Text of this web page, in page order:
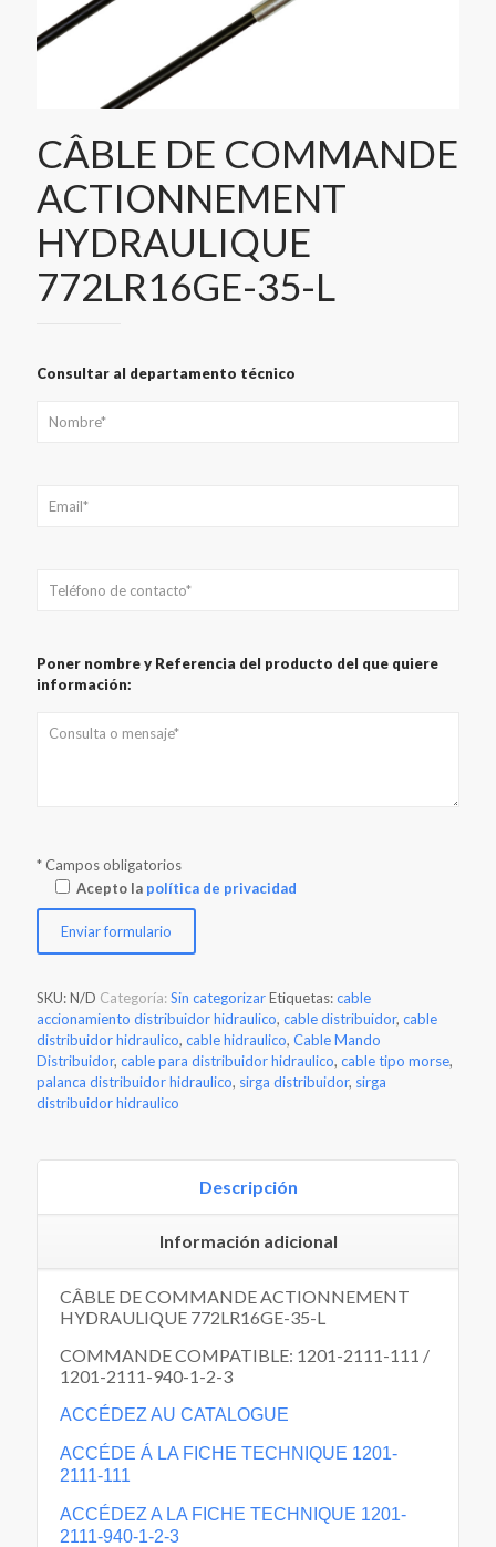
CÂBLE DE COMMANDE
ACTIONNEMENT
HYDRAULIQUE
772LR16GE-35-L
Consultar al departamento técnico
Poner nombre y Referencia del producto del que quiere
información:
* Campos obligatorios
Acepto la política de privacidad
SKU:N/D Categoría:Sin categorizarEtiquetas:cable
accionamiento distribuidor hidraulico, cable distribuidor, cable
distribuidor hidraulico, cable hidraulico, Cable Mando
Distribuidor, cable para distribuidor hidraulico, cable tipo morse,
palanca distribuidor hidraulico, sirga distribuidor, sirga
distribuidor hidraulico
Descripción
Información adicional
CÂBLE DE COMMANDE ACTIONNEMENT
HYDRAULIQUE 772LR16GE-35-L
COMMANDE COMPATIBLE: 1201-2111-111 /
1201-2111-940-1-2-3
ACCÉDEZ AU CATALOGUE
ACCÉDE Á LA FICHE TECHNIQUE 1201-
2111-111
ACCÉDEZ A LA FICHE TECHNIQUE 1201-
2111-940-1-2-3